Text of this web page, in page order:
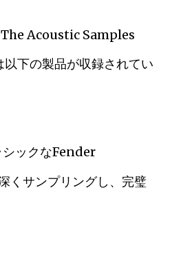
Acoustic Samples
下の製品が収録されてい
シックなFender
サンプリングし、完璧